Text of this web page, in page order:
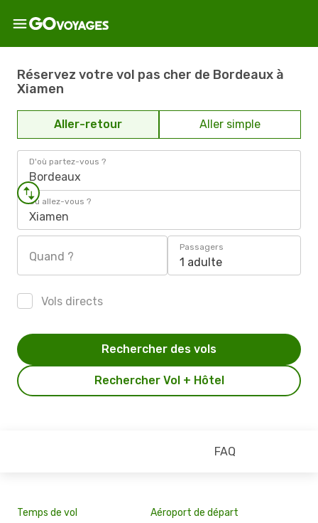
Réservez votre vol pas cher de Bordeaux à
Xiamen
Aller-retour Aller simple
D'où partez-vous ?
Bordeaux
Où allez-vous ?
Xiamen
Quand ?
Passagers
1 adulte
Vols directs
Rechercher Vol + Hôtel
Rechercher des vols
FAQ
Temps de vol Aéroport de départ